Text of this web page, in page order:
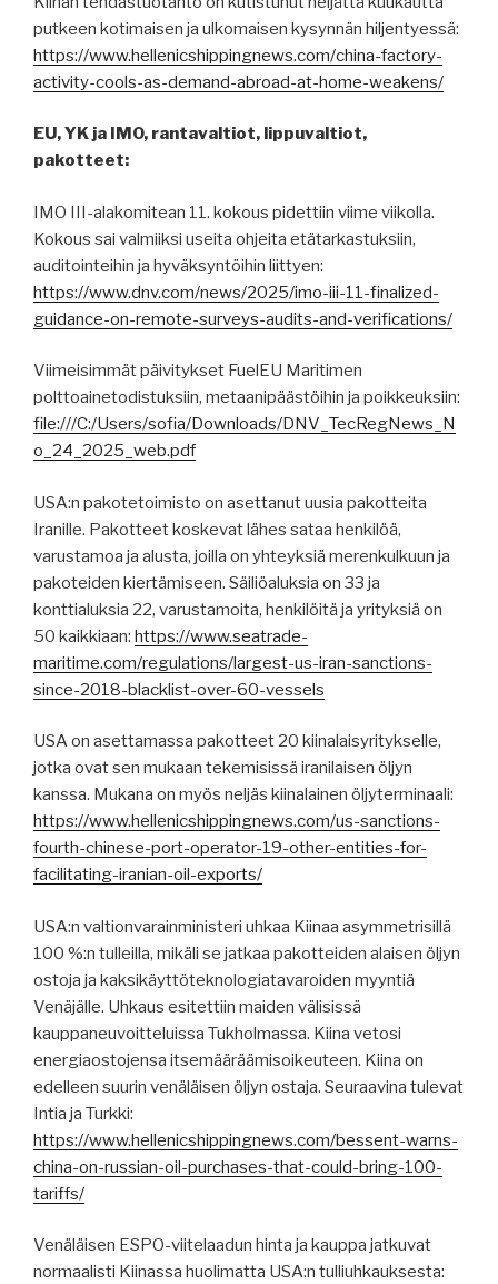
putkeen kotimaisen ja ulkomaisen kysynnän hiljentyessä:
https://www.hellenicshippingnews.com/china-factory-
activity-cools-as-demand-abroad-at-home-weakens/
EU, YK ja IMO, rantavaltiot, lippuvaltiot,
pakotteet:
IMO III-alakomitean 11. kokous pidettiin viime viikolla.
Kokous sai valmiiksi useita ohjeita etätarkastuksiin,
auditointeihin ja hyväksyntöihin liittyen:
https://www.dnv.com/news/2025/imo-iii-11-finalized-
guidance-on-remote-surveys-audits-and-verifications/
Viimeisimmät päivitykset FuelEU Maritimen
polttoainetodistuksiin, metaanipäästöihin ja poikkeuksiin:
file:///C:/Users/sofia/Downloads/DNV_TecRegNews_N
o_24_2025_web.pdf
USA:n pakotetoimisto on asettanut uusia pakotteita
Iranille. Pakotteet koskevat lähes sataa henkilöä,
varustamoa ja alusta, joilla on yhteyksiä merenkulkuun ja
pakoteiden kiertämiseen. Säiliöaluksia on 33 ja
konttialuksia 22, varustamoita, henkilöitä ja yrityksiä on
50 kaikkiaan: https://www.seatrade-
maritime.com/regulations/largest-us-iran-sanctions-
since-2018-blacklist-over-60-vessels
USA on asettamassa pakotteet 20 kiinalaisyritykselle,
jotka ovat sen mukaan tekemisissä iranilaisen öljyn
kanssa. Mukana on myös neljäs kiinalainen öljyterminaali:
https://www.hellenicshippingnews.com/us-sanctions-
fourth-chinese-port-operator-19-other-entities-for-
facilitating-iranian-oil-exports/
USA:n valtionvarainministeri uhkaa Kiinaa asymmetrisillä
100 %:n tulleilla, mikäli se jatkaa pakotteiden alaisen öljyn
ostoja ja kaksikäyttöteknologiatavaroiden myyntiä
Venäjälle. Uhkaus esitettiin maiden välisissä
kauppaneuvoitteluissa Tukholmassa. Kiina vetosi
energiaostojensa itsemääräämisoikeuteen. Kiina on
edelleen suurin venäläisen öljyn ostaja. Seuraavina tulevat
Intia ja Turkki:
https://www.hellenicshippingnews.com/bessent-warns-
china-on-russian-oil-purchases-that-could-bring-100-
tariffs/
Venäläisen ESPO-viitelaadun hinta ja kauppa jatkuvat
normaalisti Kiinassa huolimatta USA:n tulliuhkauksesta: